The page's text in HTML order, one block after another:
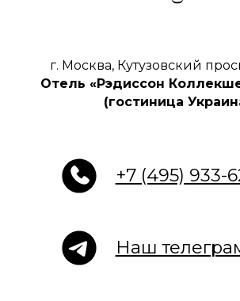
г. Москва, Кутузовский
Отель «Рэдиссон
(гостиница
+7 (495) 933-62-81
Наш телеграм
uomokp@gmail.com
через АО «АЛЬФА-БАНК